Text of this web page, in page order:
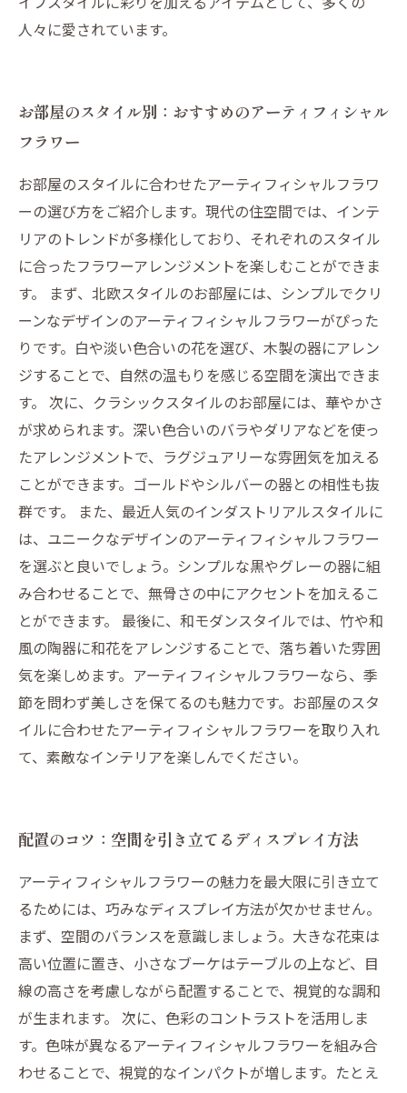
人々に愛されています。
お部屋のスタイル別：おすすめのアーティフィシャル
フラワー
お部屋のスタイルに合わせたアーティフィシャルフラワ
ーの選び方をご紹介します。現代の住空間では、インテ
リアのトレンドが多様化しており、それぞれのスタイル
に合ったフラワーアレンジメントを楽しむことができま
す。 まず、北欧スタイルのお部屋には、シンプルでクリ
ーンなデザインのアーティフィシャルフラワーがぴった
りです。白や淡い色合いの花を選び、木製の器にアレン
ジすることで、自然の温もりを感じる空間を演出できま
す。 次に、クラシックスタイルのお部屋には、華やかさ
が求められます。深い色合いのバラやダリアなどを使っ
たアレンジメントで、ラグジュアリーな雰囲気を加える
ことができます。ゴールドやシルバーの器との相性も抜
群です。 また、最近人気のインダストリアルスタイルに
は、ユニークなデザインのアーティフィシャルフラワー
を選ぶと良いでしょう。シンプルな黒やグレーの器に組
み合わせることで、無骨さの中にアクセントを加えるこ
とができます。 最後に、和モダンスタイルでは、竹や和
風の陶器に和花をアレンジすることで、落ち着いた雰囲
気を楽しめます。アーティフィシャルフラワーなら、季
節を問わず美しさを保てるのも魅力です。お部屋のスタ
イルに合わせたアーティフィシャルフラワーを取り入れ
て、素敵なインテリアを楽しんでください。
配置のコツ：空間を引き立てるディスプレイ方法
アーティフィシャルフラワーの魅力を最大限に引き立て
るためには、巧みなディスプレイ方法が欠かせません。
まず、空間のバランスを意識しましょう。大きな花束は
高い位置に置き、小さなブーケはテーブルの上など、目
線の高さを考慮しながら配置することで、視覚的な調和
が生まれます。 次に、色彩のコントラストを活用しま
す。色味が異なるアーティフィシャルフラワーを組み合
わせることで、視覚的なインパクトが増します。たとえ